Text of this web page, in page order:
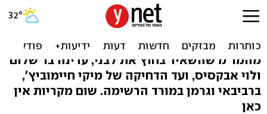
לכחול לבן יש מדיניות סדורה
של הדרת נשים
מהמו"מ שהשאיר בחוץ את לבני, עדינה בר שלום
ולוי אבקסיס, ועד הדחיקה של מיקי חיימוביץ',
ברביבאי וגרמן במורד הרשימה. שום מקריות אין
כאן